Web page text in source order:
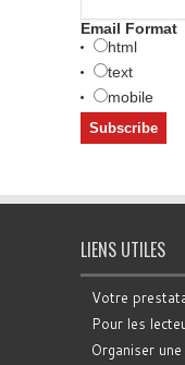
Email Format
html
text
mobile
LIENS UTILES
Votre
Pour les
Organiser